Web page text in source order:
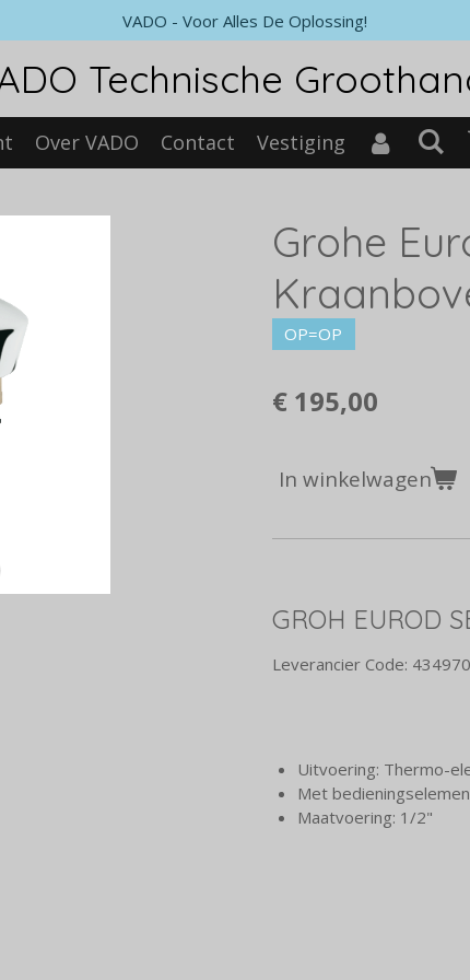
VADO - Voor Alles De Oplossing!
Technische
Over VADO Contact Vestiging
Grohe
OP=OP
€ 195,00
In winkelwagen
GROH EUROD
Leverancier Code:
Uitvoering: Thermo-
Met
Maatvoering: 1/2"